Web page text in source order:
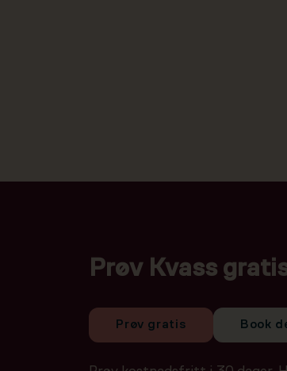
Prøv Kvass
Prøv gratis Book